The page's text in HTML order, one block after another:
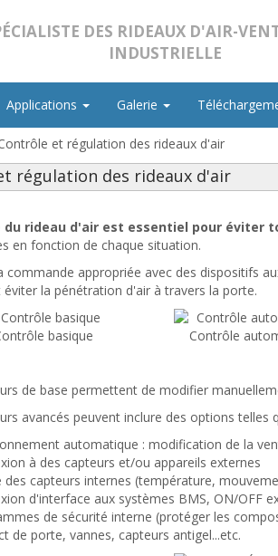
DES RIDEAUX D'AIR-
INDUSTRIELLE
Applications Galerie
et régulation des rideaux d'air
régulation des rideaux d'air
du rideau d'air est essentiel pour éviter
en fonction de chaque situation.
commande appropriée avec des dispositifs
éviter la pénétration d'air à travers la porte.
basique Contrôle
de base permettent de modifier
avancés peuvent inclure des options telles
automatique : modification de la
à des capteurs et/ou appareils externes
des capteurs internes (température,
d'interface aux systèmes BMS, ON/OFF
de sécurité interne (protéger les
de porte, vannes, capteurs antigel...etc.